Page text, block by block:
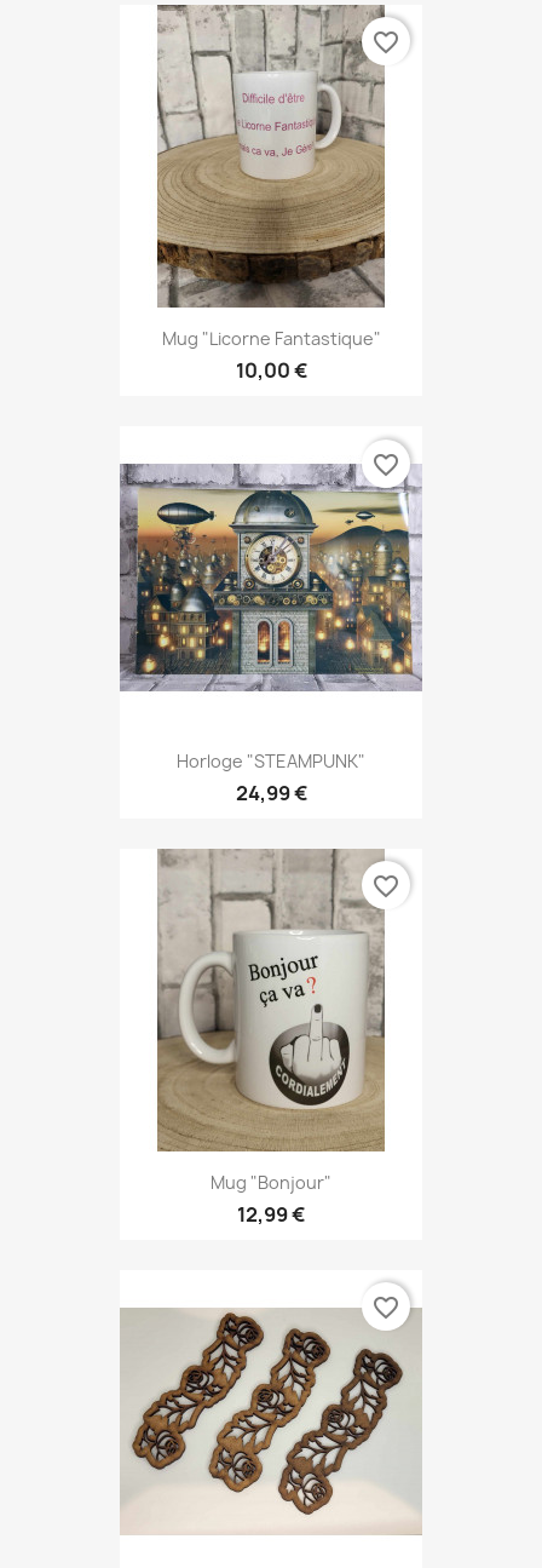
Mug "Licorne Fantastique"
10,00 €
favorite_border
Horloge "STEAMPUNK"
24,99 €
favorite_border
Mug "Bonjour"
12,99 €
favorite_border
favorite_border